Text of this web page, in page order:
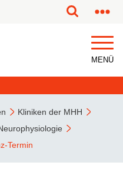
MENÜ
Kliniken der MHH
Termin